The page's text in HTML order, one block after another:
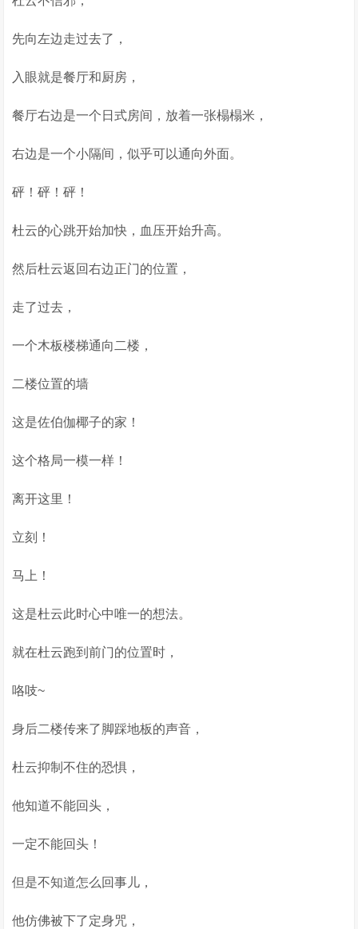
先向左边走过去了，
入眼就是餐厅和厨房，
餐厅右边是一个日式房间，放着一张榻榻米，
右边是一个小隔间，似乎可以通向外面。
砰！砰！砰！
杜云的心跳开始加快，血压开始升高。
然后杜云返回右边正门的位置，
走了过去，
一个木板楼梯通向二楼，
二楼位置的墙
这是佐伯伽椰子的家！
这个格局一模一样！
离开这里！
立刻！
马上！
这是杜云此时心中唯一的想法。
就在杜云跑到前门的位置时，
咯吱~
身后二楼传来了脚踩地板的声音，
杜云抑制不住的恐惧，
他知道不能回头，
一定不能回头！
但是不知道怎么回事儿，
他仿佛被下了定身咒，